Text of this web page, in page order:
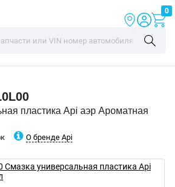
0
пластика Api аэр Ароматная
О бренде Api